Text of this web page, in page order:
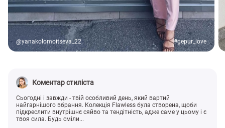
@yanakolomoitseva_22 #gepur_love
Коментар стиліста
Сьогодні і завжди - твій особливий день, який вартий
найгарнішого вбрання. Колекція Flawless була створена, щоби
підкреслити внутрішнє сяйво та тендітність, адже саме у цьому і є
твоя сила. Будь сміли...